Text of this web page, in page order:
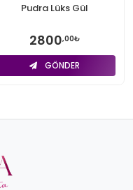
Pudra Lüks Gül
2800,00₺
GÖNDER